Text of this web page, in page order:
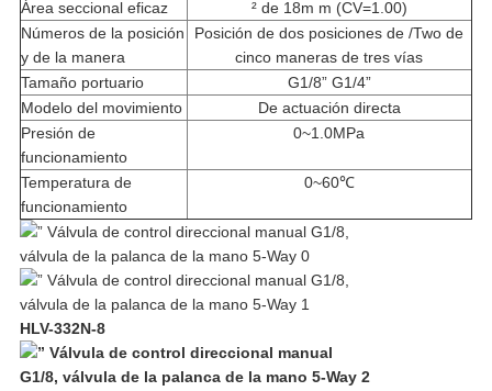
Área seccional eficaz
² de 18m m (CV=1.00)
Números de la posición
y de la manera
Posición de dos posiciones de /Two de
cinco maneras de tres vías
Tamaño portuario
G1/8” G1/4”
Modelo del movimiento
De actuación directa
Presión de
funcionamiento
0~1.0MPa
Temperatura de
funcionamiento
0~60℃
HLV-332N-8